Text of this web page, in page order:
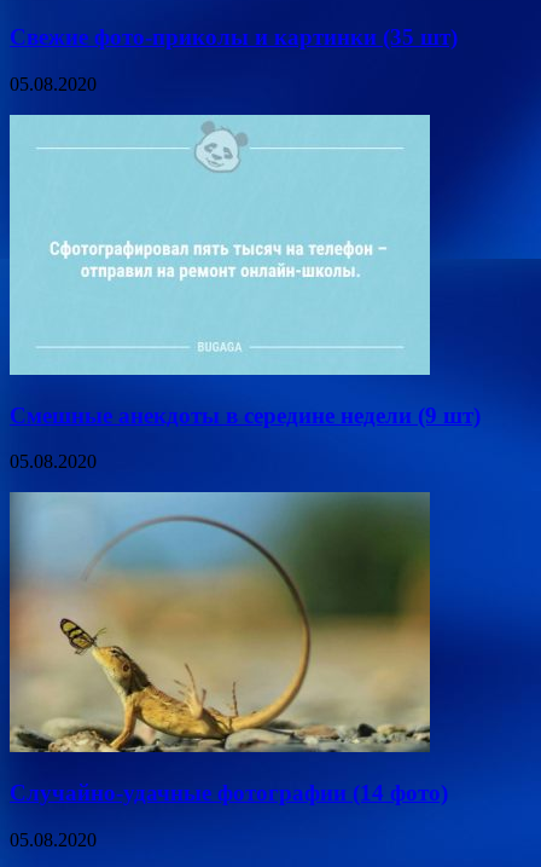
Свежие фото-приколы и картинки (35 шт)
05.08.2020
Смешные анекдоты в середине недели (9 шт)
05.08.2020
Случайно-удачные фотографии (14 фото)
05.08.2020